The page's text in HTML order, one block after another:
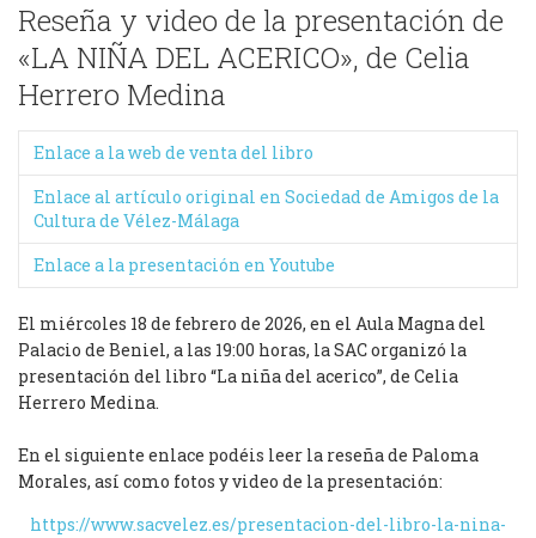
Reseña y video de la presentación de
«LA NIÑA DEL ACERICO», de Celia
Herrero Medina
Enlace a la web de venta del libro
Enlace al artículo original en Sociedad de Amigos de la
Cultura de Vélez-Málaga
Enlace a la presentación en Youtube
El miércoles 18 de febrero de 2026, en el Aula Magna del
Palacio de Beniel, a las 19:00 horas, la SAC organizó la
presentación del libro “La niña del acerico”, de Celia
Herrero Medina.
En el siguiente enlace podéis leer la reseña de Paloma
Morales, así como fotos y video de la presentación:
https://www.sacvelez.es/presentacion-del-libro-la-nina-